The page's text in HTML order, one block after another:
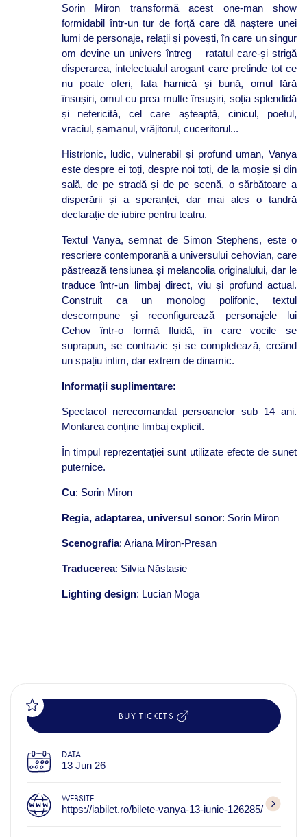
Sorin Miron transformă acest one-man show
formidabil într-un tur de forță care dă naștere unei
lumi de personaje, relații și povești, în care un singur
om devine un univers întreg – ratatul care-și strigă
disperarea, intelectualul arogant care pretinde tot ce
nu poate oferi, fata harnică și bună, omul fără
însușiri, omul cu prea multe însușiri, soția splendidă
și nefericită, cel care așteaptă, cinicul, poetul,
vraciul, șamanul, vrăjitorul, cuceritorul...
Histrionic, ludic, vulnerabil și profund uman, Vanya
este despre ei toți, despre noi toți, de la moșie și din
sală, de pe stradă și de pe scenă, o sărbătoare a
disperării și a speranței, dar mai ales o tandră
declarație de iubire pentru teatru.
Textul Vanya, semnat de Simon Stephens, este o
rescriere contemporană a universului cehovian, care
păstrează tensiunea și melancolia originalului, dar le
traduce într-un limbaj direct, viu și profund actual.
Construit ca un monolog polifonic, textul
descompune și reconfigurează personajele lui
Cehov într-o formă fluidă, în care vocile se
suprapun, se contrazic și se completează, creând
un spațiu intim, dar extrem de dinamic.
Informații suplimentare:
Spectacol nerecomandat persoanelor sub 14 ani.
Montarea conține limbaj explicit.
În timpul reprezentației sunt utilizate efecte de sunet
puternice.
Cu: Sorin Miron
Regia, adaptarea, universul sonor: Sorin Miron
Scenografia: Ariana Miron-Presan
Traducerea: Silvia Năstasie
Lighting design: Lucian Moga
BUY TICKETS
DATA
13 Jun 26
WEBSITE
https://iabilet.ro/bilete-vanya-13-iunie-126285/